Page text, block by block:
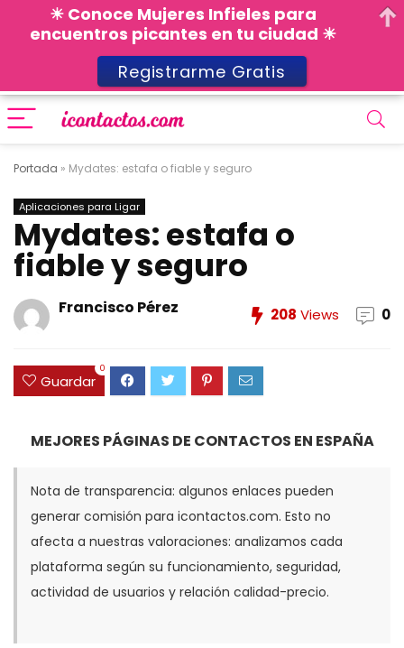
Portada » Mydates: estafa o fiable y seguro
Aplicaciones para Ligar
Mydates: estafa o
fiable y seguro
Francisco Pérez 208 Views 0
Guardar
0
MEJORES PÁGINAS DE CONTACTOS EN ESPAÑA
Nota de transparencia: algunos enlaces pueden
generar comisión para icontactos.com. Esto no
afecta a nuestras valoraciones: analizamos cada
plataforma según su funcionamiento, seguridad,
actividad de usuarios y relación calidad-precio.
☀ Conoce Mujeres Infieles para
encuentros picantes en tu ciudad ☀
Registrarme Gratis